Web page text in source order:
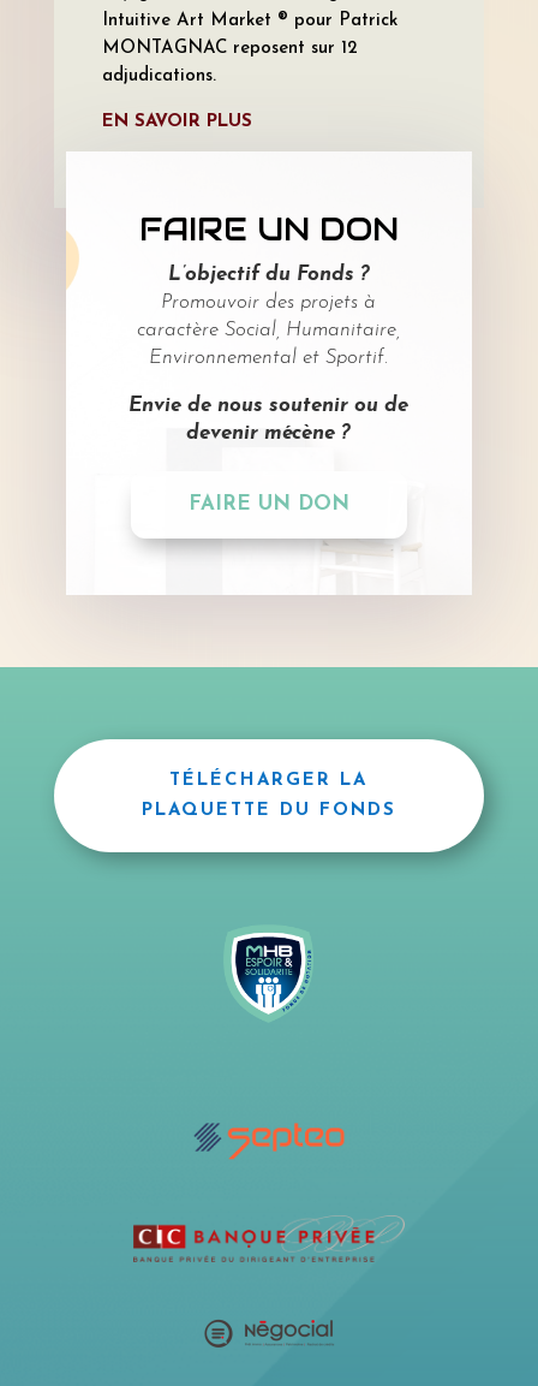
Intuitive Art Market ® pour Patrick
MONTAGNAC reposent sur 12
adjudications.
EN SAVOIR PLUS
FAIRE UN DON
L’objectif du Fonds ?
Promouvoir des projets à
caractère Social, Humanitaire,
Environnemental et Sportif.
Envie de nous soutenir ou de
devenir mécène ?
FAIRE UN DON
TÉLÉCHARGER LA
PLAQUETTE DU FONDS